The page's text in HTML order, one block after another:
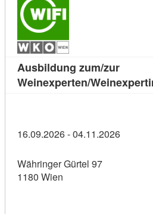
Ausbildung zum/zur
Weinexperten/
16.09.2026 - 04.11.2026
Währinger Gürtel 97
1180 Wien